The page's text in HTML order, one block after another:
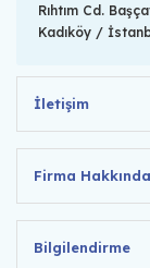
Rıhtım Cd.
Kadıköy /
İletişim
Firma Hakkında
Bilgilendirme